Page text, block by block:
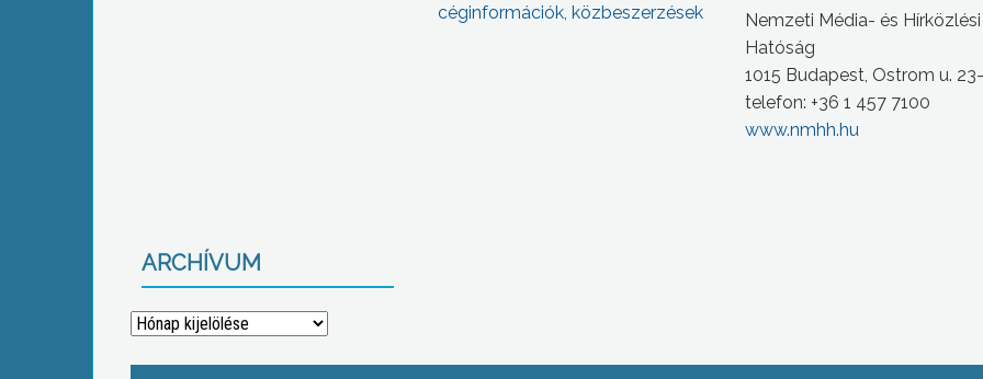
céginformációk, közbeszerzések
Nemzeti Média- és Hírközlési
Hatóság
1015 Budapest, Ostrom u.
telefon: +36 1 457 7100
www.nmhh.hu
ARCHÍVUM
Archívum